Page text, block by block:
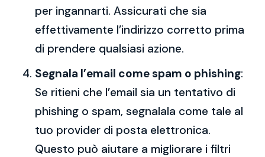
per ingannarti. Assicurati che sia
effettivamente l’indirizzo corretto prima
di prendere qualsiasi azione.
Segnala l’email come spam o phishing:
Se ritieni che l’email sia un tentativo di
phishing o spam, segnalala come tale al
tuo provider di posta elettronica.
Questo può aiutare a migliorare i filtri